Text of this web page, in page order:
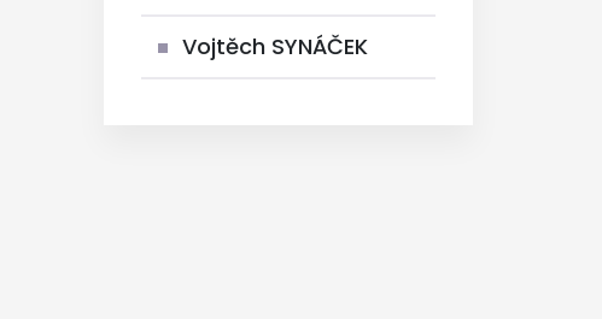
Vojtěch SYNÁČEK